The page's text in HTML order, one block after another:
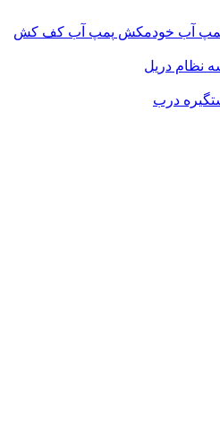
آب خودمکش پمپ آب کف کش
نظام دریل
درب